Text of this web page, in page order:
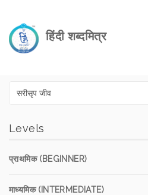
हिंदी शब्दमित्र
Levels
प्राथमिक (BEGINNER)
माध्यमिक (INTERMEDIATE)